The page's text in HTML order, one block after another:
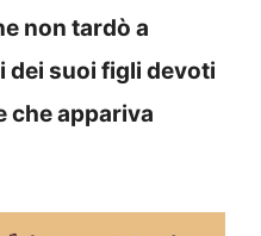
non tardò a
dei suoi figli devoti
che appariva